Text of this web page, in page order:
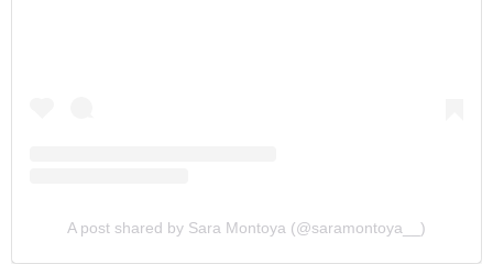
A post shared by Sara Montoya (@saramontoya__)